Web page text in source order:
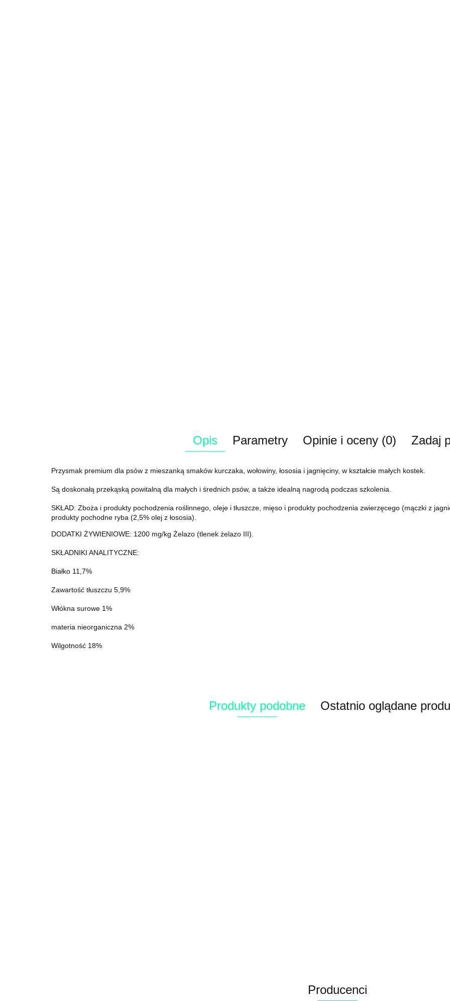
Opis Parametry Opinie i oceny (0) Zadaj
Przysmak premium dla psów z mieszanką smaków kurczaka, wołowiny, łososia i jagnięciny, w kształcie małych kostek.
Są doskonałą przekąską powitalną dla małych i średnich psów, a także idealną nagrodą podczas szkolenia.
SKŁAD: Zboża i produkty pochodzenia roślinnego, oleje i tłuszcze, mięso i produkty pochodzenia zwierzęcego (mączki z
produkty pochodne ryba (2,5% olej z łososia).
DODATKI ŻYWIENIOWE: 1200 mg/kg Żelazo (tlenek żelazo III).
SKŁADNIKI ANALITYCZNE:
Białko 11,7%
Zawartość tłuszczu 5,9%
Włókna surowe 1%
materia nieorganiczna 2%
Wilgotność 18%
Produkty podobne Ostatnio oglądane
Producenci